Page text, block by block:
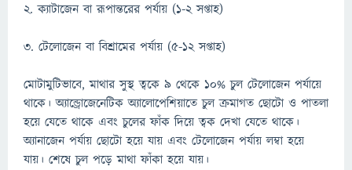
২. ক্যাটাজেন বা রূপান্তরের পর্যায় (১-২ সপ্তাহ)
৩. টেলোজেন বা বিশ্রামের পর্যায় (৫-১২ সপ্তাহ)
মোটামুটিভাবে, মাথার সুস্থ ত্বকে ৯ থেকে ১০% চুল টেলোজেন পর্যায়ে
থাকে। অ্যান্ড্রোজেনেটিক অ্যালোপেশিয়াতে চুল ক্রমাগত ছোটো ও পাতলা
হয়ে যেতে থাকে এবং চুলের ফাঁক দিয়ে ত্বক দেখা যেতে থাকে।
অ্যানাজেন পর্যায় ছোটো হয়ে যায় এবং টেলোজেন পর্যায় লম্বা হয়ে
যায়। শেষে চুল পড়ে মাথা ফাঁকা হয়ে যায়।